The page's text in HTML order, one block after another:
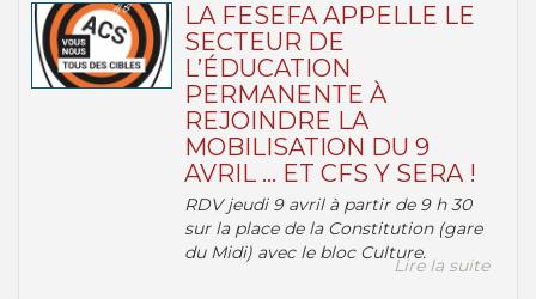
LA FESEFA APPELLE LE
SECTEUR DE
L’ÉDUCATION
PERMANENTE À
REJOINDRE LA
MOBILISATION DU 9
AVRIL … ET CFS Y SERA !
RDV jeudi 9 avril à partir de 9 h 30
sur la place de la Constitution (gare
du Midi) avec le bloc Culture.
Lire la suite